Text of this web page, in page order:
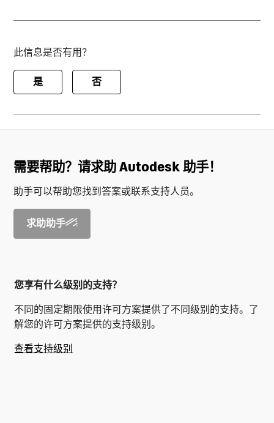
此信息是否有用？
是 否
需要帮助？请求助 Autodesk 助手！
助手可以帮助您找到答案或联系支持人员。
求助助手
您享有什么级别的支持？
不同的固定期限使用许可方案提供了不同级别的支持。了
解您的许可方案提供的支持级别。
查看支持级别